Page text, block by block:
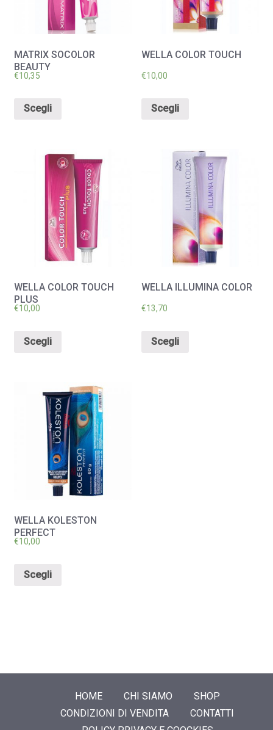
MATRIX SOCOLOR
BEAUTY
€10,35
Scegli
WELLA COLOR TOUCH
€10,00
Scegli
WELLA COLOR TOUCH
PLUS
€10,00
Scegli
WELLA ILLUMINA COLOR
€13,70
Scegli
WELLA KOLESTON
PERFECT
€10,00
Scegli
HOME CHI SIAMO
SHOP
CONDIZIONI DI VENDITA
CONTATTI